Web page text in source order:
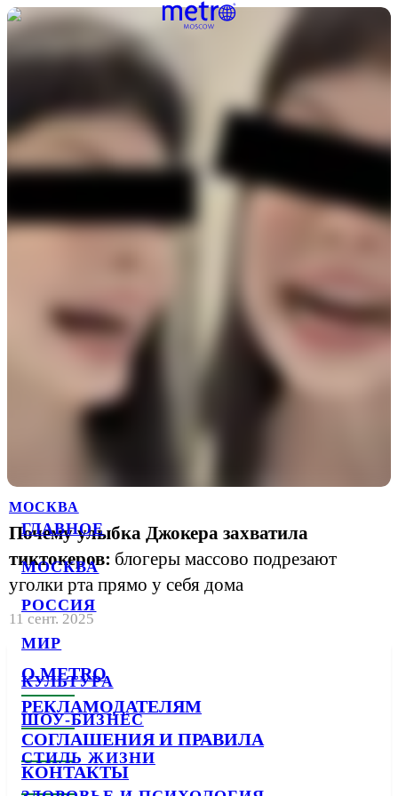
ГЛАВНОЕ
МОСКВА
РОССИЯ
МИР
КУЛЬТУРА
ШОУ-БИЗНЕС
СТИЛЬ ЖИЗНИ
МОСКВА
Почему улыбка Джокера захватила
тиктокеров: блогеры массово подрезают
уголки рта прямо у себя дома
11 сент. 2025
О METRO
РЕКЛАМОДАТЕЛЯМ
СОГЛАШЕНИЯ И ПРАВИЛА
КОНТАКТЫ